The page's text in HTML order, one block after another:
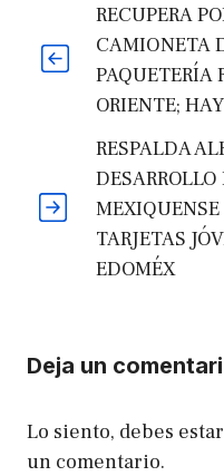
RECUPERA
CAMIONETA
PAQUETERÍA
ORIENTE;
RESPALDA
TARJETAS
EDOMÉX
Deja un
Lo siento, debes estar
un comentario.